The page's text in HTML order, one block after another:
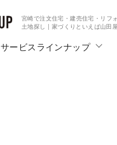
宮崎で注文住宅・建売住宅・リフ
土地探し | 家づくりといえば山田屋
サービスラインナップ